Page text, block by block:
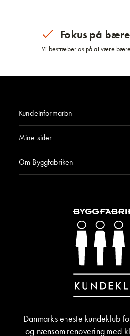
Fokus på
Vi bestræber os på at være
Kundeinformation
Mine sider
Om Byggfabriken
Danmarks eneste kundeklub
og nænsom renovering med